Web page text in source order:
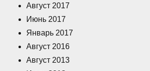
Август 2017
Июнь 2017
Январь 2017
Август 2016
Август 2013